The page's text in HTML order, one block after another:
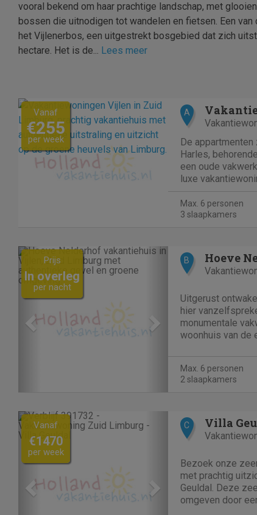
vooral bekend om haar prachtige landschap, met
bossen die uitnodigen tot wandelen en fietsen. Een
het Vijlenerbos, een uitgestrekt bosgebied dat zich
hectare. Het is de... Lees meer
Vanaf
€255
per week
A
De
Harles,
een oude
luxe
het Zuid-
fietsers...
Max. 6 personen
3 slaapkamers
Previous Next
Prijs
In overleg
per nacht
B Hoeve
Uitgerust
hier
monumentale
woonhuis van de
ingericht als een
Max. 6 personen
2 slaapkamers
Previous Next
Vanaf
€1470
per week
C Villa
Bezoek onze
met prachtig
Geuldal. Deze
omgeven door